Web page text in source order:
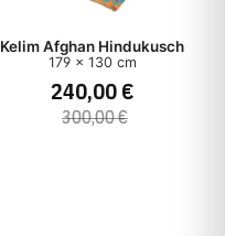
Kelim Afghan Hindukusch
179 x 130 cm
240,00 €
300,00 €